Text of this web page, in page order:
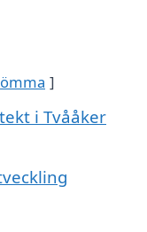
i Tvååker